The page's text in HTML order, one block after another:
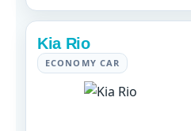
Kia Rio
ECONOMY CAR